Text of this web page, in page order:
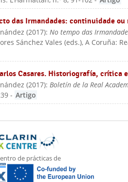
das Irmandades: continuidade ou
(2017):No tempo das
Sánchez Vales (eds.), A Coruña:
Casares. Historiografía, crítica
(2017):Boletín de la Real
- Artigo
de prácticas de